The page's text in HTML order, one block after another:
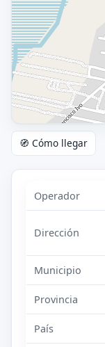
🧭 Cómo llegar
Operador
Dirección
Municipio
Provincia
País